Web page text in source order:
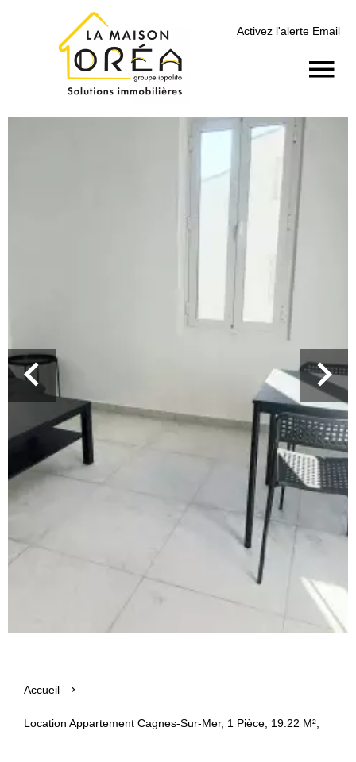
Activez l'alerte Email
Accueil
Location Appartement Cagnes-Sur-Mer, 1 Pièce, 19.22 M²,